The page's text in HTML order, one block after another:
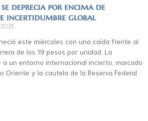
deprecia por encima de
incertidumbre global
este miércoles con una caída frente al
de los 19 pesos por unidad. La
a un entorno internacional incierto, marcado
Oriente y la cautela de la Reserva Federal